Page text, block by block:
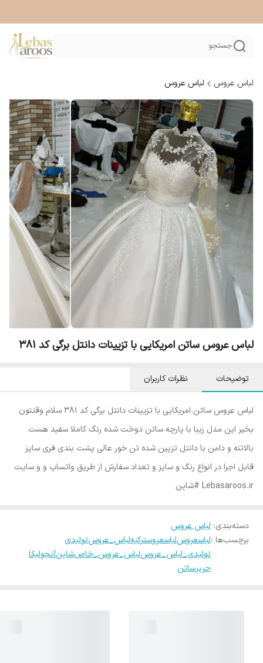
جستجو
لباس عروس لباس عروس
لباس عروس ساتن امریکایی با تزیینات دانتل برگی کد ۳۸۱
توضیحات نظرات کاربران
لباس عروس ساتن امریکایی با تزیینات دانتل برگی کد ۳۸۱ سلام وقتتون
بخیر این مدل زیبا با پارچه ساتن دوخت شده رنگ کاملا سفید هست
بالاتنه و دامن با دانتل تزیین شده تن خور عالی پشت بندی فری سایز
قابل اجرا در انواع رنگ و سایز و تعداد سفارش از طریق واتساپ و و سایت
Lebasaroos.ir #شاین
دسته‌بندی: لباس عروس
برچسب‌ها :لباسعروسلباسعروسترکیهلباس_عروستولیدی
تولیدی_لباس_عروسلباس_عروس_خاصشاینآنجولیکا
حریرساتن